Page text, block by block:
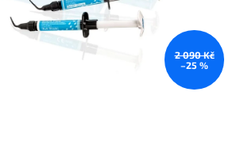
2 090 Kč
–25 %